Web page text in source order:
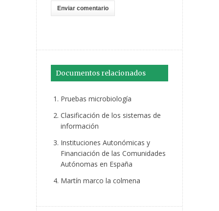
Documentos relacionados
Pruebas microbiología
Clasificación de los sistemas de
información
Instituciones Autonómicas y
Financiación de las Comunidades
Autónomas en España
Martín marco la colmena